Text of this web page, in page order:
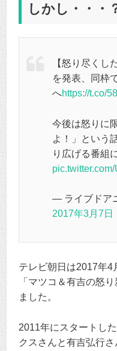
しかし・・・
【怒り尽くし
を発表、同枠
へhttps://t.co/
今後は怒りに
よ！」という
り広げる番組
— ライブドア
2017年3月7日
テレビ朝日は2017年4
「マツコ＆有吉の怒
ました。
2011年にスタートし
クスさんと有吉弘行